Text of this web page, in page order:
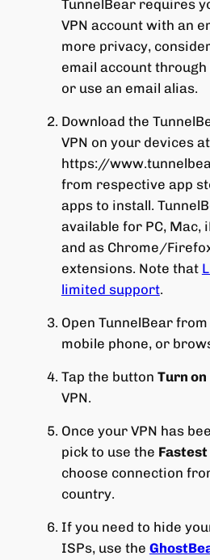
TunnelBear requires
VPN account with an
more privacy,
email account
or use an email alias.
Download the
VPN on your devices at
https://
from respective app
apps to install.
available for PC, Mac,
and as Chrome/
extensions. Note that
limited support.
Open TunnelBear
mobile phone, or
Tap the button Turn on
VPN.
Once your VPN has
pick to use the
choose connection
country.
If you need to hide
ISPs, use the